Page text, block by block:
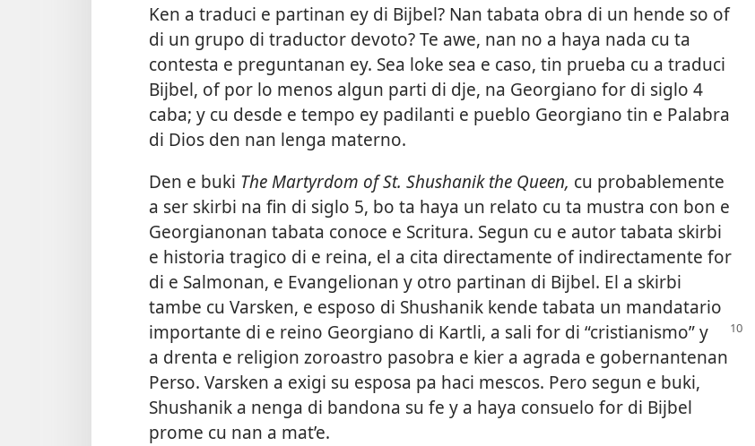
Ken a traduci e partinan ey di Bijbel? Nan tabata obra di un hende so of
di un grupo di traductor devoto? Te awe, nan no a haya nada cu ta
contesta e preguntanan ey. Sea loke sea e caso, tin prueba cu a traduci
Bijbel, of por lo menos algun parti di dje, na Georgiano for di siglo 4
caba; y cu desde e tempo ey padilanti e pueblo Georgiano tin e Palabra
di Dios den nan lenga materno.
Den e buki The Martyrdom of St. Shushanik the Queen, cu probablemente
a ser skirbi na fin di siglo 5, bo ta haya un relato cu ta mustra con bon e
Georgianonan tabata conoce e Scritura. Segun cu e autor tabata skirbi
e historia tragico di e reina, el a cita directamente of indirectamente for
di e Salmonan, e Evangelionan y otro partinan di Bijbel. El a skirbi
tambe cu Varsken, e esposo di Shushanik kende tabata un mandatario
importante di e reino Georgiano di Kartli, a sali for di “cristianismo” y
a drenta e religion zoroastro pasobra e kier a agrada e gobernantenan
Perso. Varsken a exigi su esposa pa haci mescos. Pero segun e buki,
Shushanik a nenga di bandona su fe y a haya consuelo for di Bijbel
prome cu nan a mat’e.